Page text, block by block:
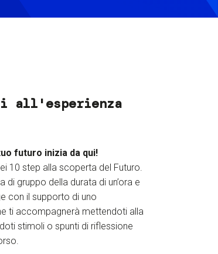
all'esperienza
futuro inizia da qui!
10 step alla scoperta del Futuro.
di gruppo della durata di un’ora e
con il supporto di uno
ti accompagnerà mettendoti alla
stimoli o spunti di riflessione